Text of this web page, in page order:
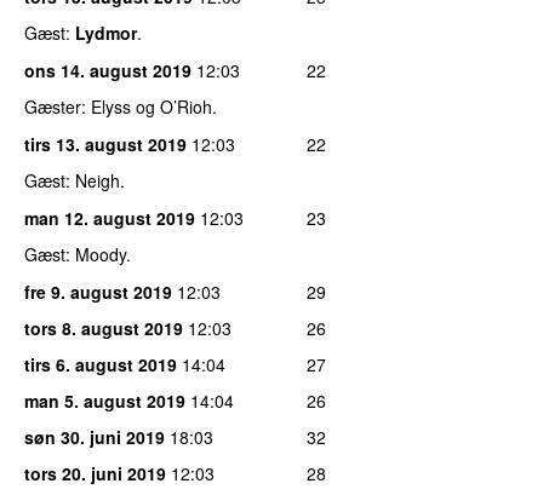
Gæst: Lydmor.
ons 14. august 2019 12:03
22
Gæster: Elyss og O’Rioh.
tirs 13. august 2019 12:03
22
Gæst: Neigh.
man 12. august 2019 12:03
23
Gæst: Moody.
fre 9. august 2019 12:03
29
tors 8. august 2019 12:03
26
tirs 6. august 2019 14:04
27
man 5. august 2019 14:04
26
søn 30. juni 2019 18:03
32
tors 20. juni 2019 12:03
28